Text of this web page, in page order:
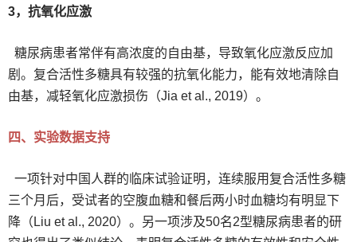
3，抗氧化应激
糖尿病患者常伴有高浓度的自由基，导致氧化应激反应加
剧。复合活性多糖具有较强的抗氧化能力，能有效地清除自
由基，减轻氧化应激损伤（Jia et al., 2019）。
四、实验数据支持
一项针对中国人群的临床试验证明，连续服用复合活性多糖
三个月后，受试者的空腹血糖和餐后两小时血糖均有明显下
降（Liu et al., 2020）。另一项涉及50名2型糖尿病患者的研